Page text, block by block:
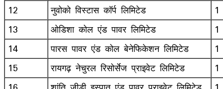
12
नुवोको विस्टास कॉर्प लिमिटेड
1
13
ओडिशा कोल एंड पावर लिमिटेड
1
14
पारस पावर एंड कोल बेनेफिकेशन लिमिटेड
1
15
रायगढ़ नेचुरल रिसोर्सेज प्राइवेट लिमिटेड
1